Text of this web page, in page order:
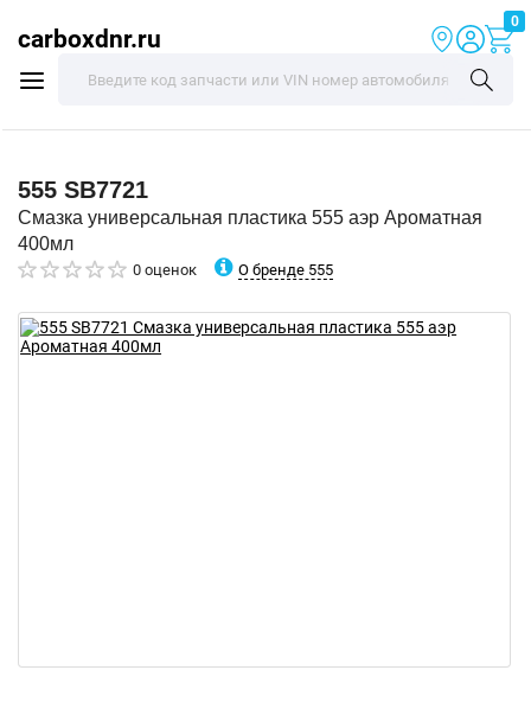
carboxdnr.ru
0
555 SB7721
Смазка универсальная пластика 555 аэр Ароматная
400мл
0 оценок О бренде 555